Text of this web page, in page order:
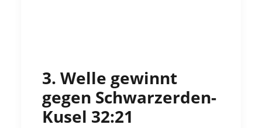
3. Welle gewinnt
gegen Schwarzerden-
Kusel 32:21